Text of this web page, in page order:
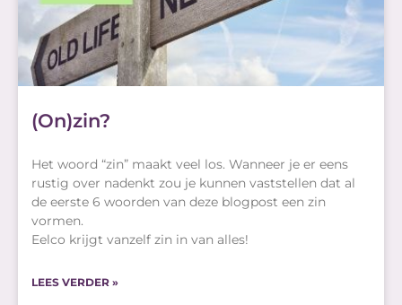
(On)zin?
Het woord “zin” maakt veel los. Wanneer je er eens
rustig over nadenkt zou je kunnen vaststellen dat al
de eerste 6 woorden van deze blogpost een zin
vormen.
Eelco krijgt vanzelf zin in van alles!
LEES VERDER »